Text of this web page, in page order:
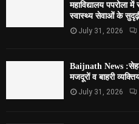
महाविद्यालय पपरोला
स्वास्थ्य सेवाओं के
July 31, 2026
Baijnath News :सेहल
मजदूरों व बाहरी
July 31, 2026